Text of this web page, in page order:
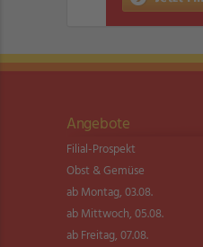
Angebote
Filial-Prospekt
Obst & Gemüse
ab Montag, 03.08.
ab Mittwoch, 05.08.
ab Freitag, 07.08.